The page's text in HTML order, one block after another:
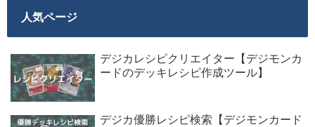
人気ページ
デジカレシピクリエイター【デジモンカ
ードのデッキレシピ作成ツール】
デジカ優勝レシピ検索【デジモンカード